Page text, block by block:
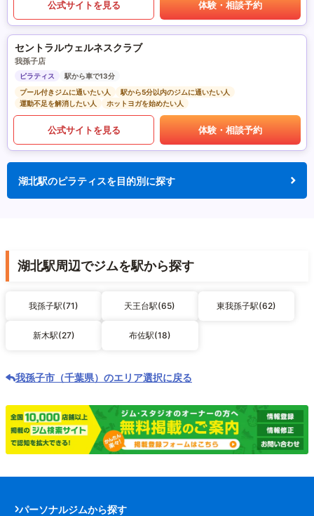
公式サイトを見る 体験・相談予約
セントラルウェルネスクラブ
我孫子店
ピラティス
駅から車で13分
プール付きジムに通いたい人
駅から5分以内のジムに通いたい人
運動不足を解消したい人
ホットヨガを始めたい人
公式サイトを見る 体験・相談予約
湖北駅のピラティスを目的別に探す
湖北駅周辺でジムを駅から探す
我孫子駅(71) 天王台駅(65) 東我孫子駅(62)
新木駅(27) 布佐駅(18)
我孫子市（千葉県）のエリア選択に戻る
パーソナルジムから探す